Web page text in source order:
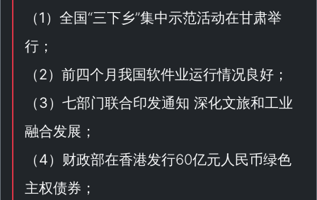
（1 ）全国“三下乡”集中示范活动在甘肃举
行；
（2）前四个月我国软件业运行情况良好；
（3）七部门联合印发通知 深化文旅和工业
融合发展；
（4）财政部在香港发行60亿元人民币绿色
主权债券；